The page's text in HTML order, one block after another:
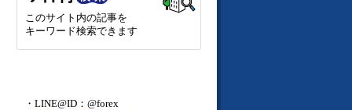
このサイト内の記事を
キーワード検索できます
・LINE@ID：@forex